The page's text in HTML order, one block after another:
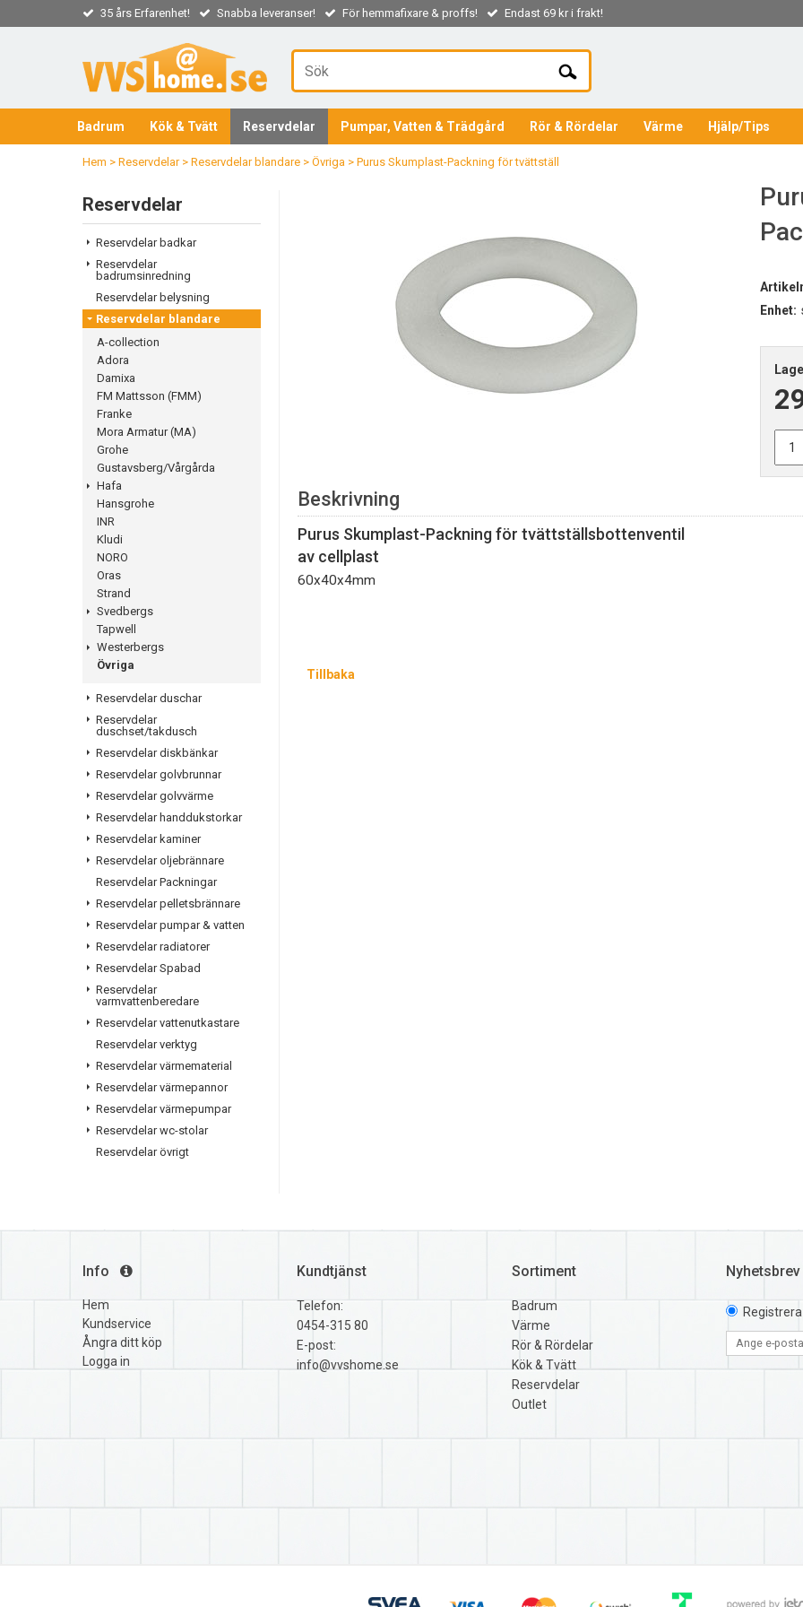
35 års Erfarenhet! Snabba leveranser! För hemmafixare & proffs! Endast 69 kr i frakt!
Badrum Kök & Tvätt Reservdelar Pumpar, Vatten & Trädgård Rör & Rördelar Värme Hjälp/Tips
Hem > Reservdelar> Reservdelar blandare > Övriga > Purus Skumplast-Packning för tvättställ
Reservdelar
Reservdelar badkar
Reservdelar
badrumsinredning
Reservdelar belysning
Reservdelar blandare
A-collection
Adora
Damixa
FM Mattsson (FMM)
Franke
Mora Armatur (MA)
Grohe
Gustavsberg/Vårgårda
Hafa
Hansgrohe
INR
Kludi
NORO
Oras
Strand
Svedbergs
Tapwell
Westerbergs
Övriga
Reservdelar duschar
Reservdelar
duschset/takdusch
Reservdelar diskbänkar
Reservdelar golvbrunnar
Reservdelar golvvärme
Reservdelar handdukstorkar
Reservdelar kaminer
Reservdelar oljebrännare
Reservdelar Packningar
Reservdelar pelletsbrännare
Reservdelar pumpar & vatten
Reservdelar radiatorer
Reservdelar Spabad
Reservdelar
varmvattenberedare
Reservdelar vattenutkastare
Reservdelar verktyg
Reservdelar värmematerial
Reservdelar värmepannor
Reservdelar värmepumpar
Reservdelar wc-stolar
Reservdelar övrigt
Enhet:
Beskrivning
Purus Skumplast-Packning för tvättställsbottenventil
av cellplast
60x40x4mm
Tillbaka
Info
Hem
Kundservice
Ångra ditt köp
Logga in
Kundtjänst
Telefon:
0454-315 80
E-post:
info@vvshome.se
Sortiment
Badrum
Värme
Rör & Rördelar
Kök & Tvätt
Reservdelar
Outlet
Nyhetsbrev
Registrera